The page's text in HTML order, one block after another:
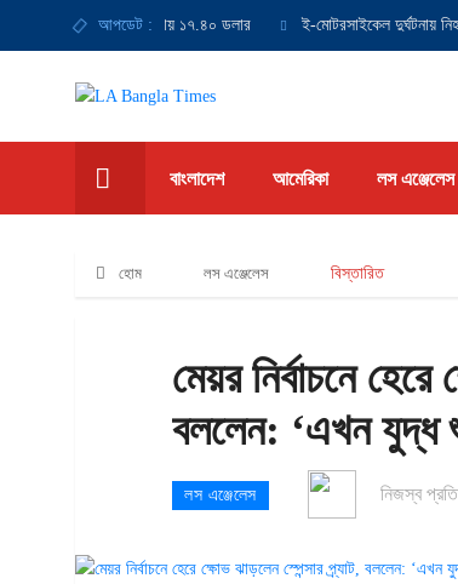
আপডেট :
সর্বনিম্ন মজুরি হবে ঘণ্টায় ১৭.৪০ ডলার ই-মোটরসাইকেল দুর্ঘটনায়
বাংলাদেশ আমেরিকা লস এঞ্জেলেস
হোম লস এঞ্জেলেস বিস্তারিত
মেয়র নির্বাচনে
বললেন: ‘এখন যুদ্ধ
লস এঞ্জেলেস নিজস্ব